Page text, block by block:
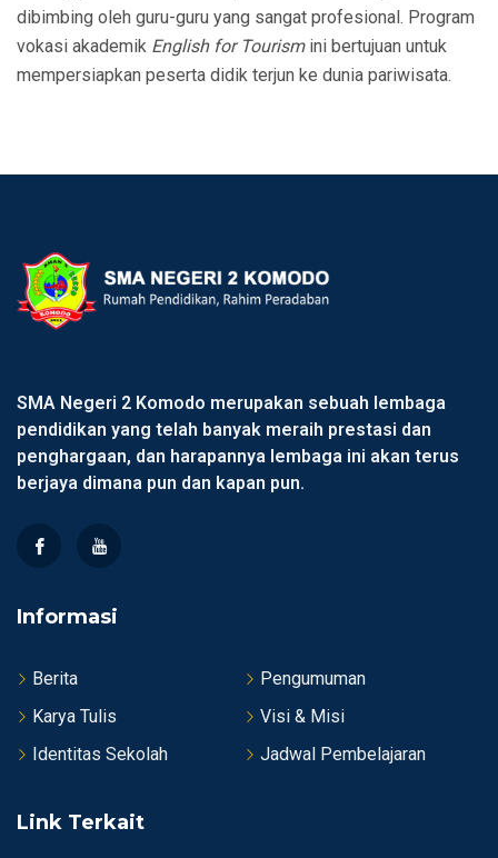
dibimbing oleh guru-guru yang sangat profesional. Program
vokasi akademik English for Tourismini bertujuan untuk
mempersiapkan peserta didik terjun ke dunia pariwisata.
SMA Negeri 2 Komodo merupakan sebuah lembaga
pendidikan yang telah banyak meraih prestasi dan
penghargaan, dan harapannya lembaga ini akan terus
berjaya dimana pun dan kapan pun.
Informasi
Berita
Pengumuman
Karya Tulis
Visi & Misi
Identitas Sekolah
Jadwal Pembelajaran
Link Terkait